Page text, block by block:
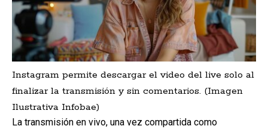
Instagram permite descargar el video del live solo al
finalizar la transmisión y sin comentarios. (Imagen
Ilustrativa Infobae)
La transmisión en vivo, una vez compartida como